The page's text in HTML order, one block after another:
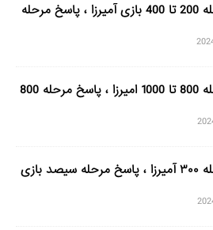
جواب مرحله 200 تا 400 بازی آمیرزا ، پاسخ مرحله
جواب مرحله 800 تا 1000 امیرزا ، پاسخ مرحله 800
جواب مرحله ۳۰۰ آمیرزا ، پاسخ مرحله سیصد بازی